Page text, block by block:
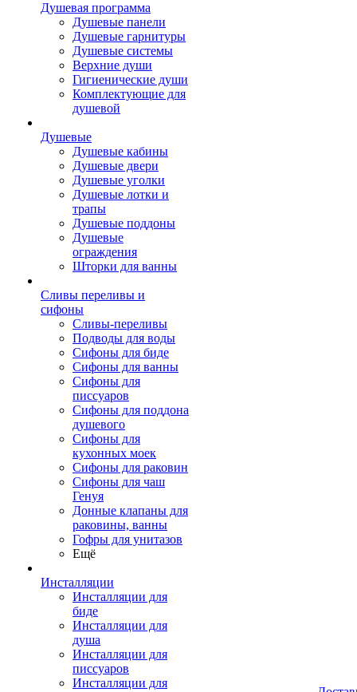
Душевая программа
Душевые панели
Душевые гарнитуры
Душевые системы
Верхние души
Гигиенические души
Комплектующие для
душевой
Душевые
Душевые кабины
Душевые двери
Душевые уголки
Душевые лотки и
трапы
Душевые поддоны
Душевые
ограждения
Шторки для ванны
Сливы переливы и
сифоны
Сливы-переливы
Подводы для воды
Сифоны для биде
Сифоны для ванны
Сифоны для
писсуаров
Сифоны для поддона
душевого
Сифоны для
кухонных моек
Сифоны для раковин
Сифоны для чаш
Генуя
Донные клапаны для
раковины, ванны
Гофры для унитазов
Ещё
Инсталляции
Инсталляции для
биде
Инсталляции для
душа
Инсталляции для
писсуаров
Инсталляции для